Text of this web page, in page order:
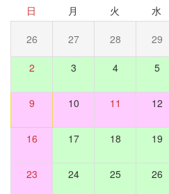
日 月 火 水
26 27 28 29
2 3 4 5
9 10 11 12
16 17 18 19
23 24 25 26